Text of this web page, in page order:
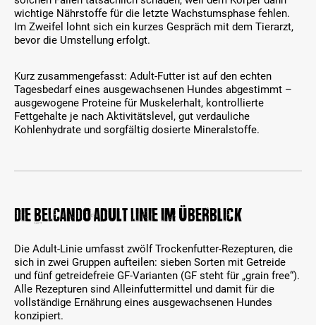
wichtige Nährstoffe für die letzte Wachstumsphase fehlen.
Im Zweifel lohnt sich ein kurzes Gespräch mit dem Tierarzt,
bevor die Umstellung erfolgt.
Kurz zusammengefasst: Adult-Futter ist auf den echten
Tagesbedarf eines ausgewachsenen Hundes abgestimmt –
ausgewogene Proteine für Muskelerhalt, kontrollierte
Fettgehalte je nach Aktivitätslevel, gut verdauliche
Kohlenhydrate und sorgfältig dosierte Mineralstoffe.
Die BELCANDO Adult Linie im Überblick
Die Adult-Linie umfasst zwölf Trockenfutter-Rezepturen, die
sich in zwei Gruppen aufteilen: sieben Sorten mit Getreide
und fünf getreidefreie GF-Varianten (GF steht für „grain free“).
Alle Rezepturen sind Alleinfuttermittel und damit für die
vollständige Ernährung eines ausgewachsenen Hundes
konzipiert.